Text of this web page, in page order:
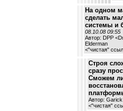
На одном
сделать
системы и
08.10.08 09:55
Автор: DPP
Elderman
<"чистая"
Строя
сразу
Сможем
Автор:
<"чистая"